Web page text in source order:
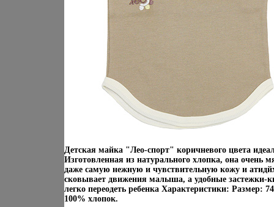
Детская майка "Лео-спорт" коричневого цвета
Изготовленная из натурального хлопка, она очень
даже самую нежную и чувствительную кожу и
сковывает движения малыша, а удобные застежки-
легко переодеть ребенка Характеристики: Размер:
100% хлопок.